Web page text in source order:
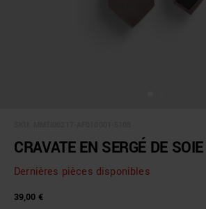
CRAVATE EN SERGÉ DE SOIE
Dernières pièces disponibles
39,00 €